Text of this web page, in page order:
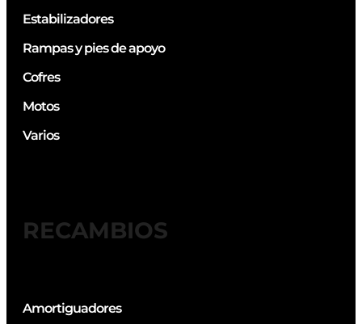
Estabilizadores
Rampas y pies de apoyo
Cofres
Motos
Varios
RECAMBIOS
Amortiguadores